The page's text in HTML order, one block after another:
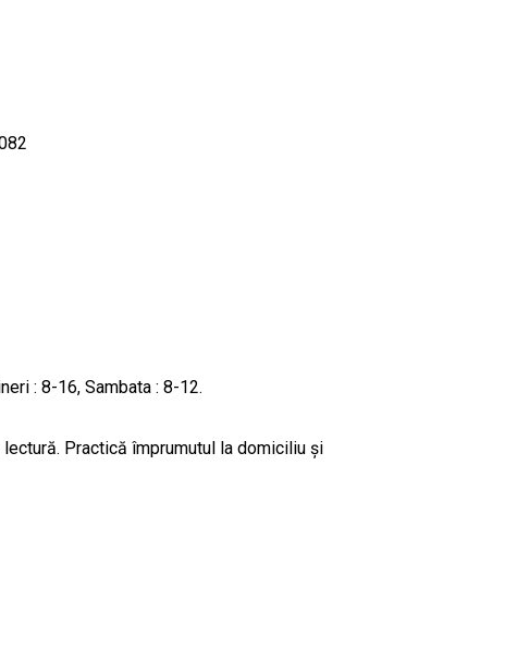
: 8-16, Sambata : 8-12.
Practică împrumutul la domiciliu şi